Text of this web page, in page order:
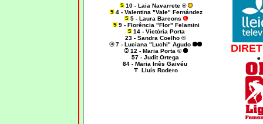
10 - Laia Navarrete ®
4 - Valentina "Vale" Fernández
5 - Laura Barcons
9 - Florência "Flor" Felamini
14 - Victòria Porta
23 - Sandra Coelho ®
7 - Luciana "Luchi" Agudo
12 - Maria Porta ©
57 - Judit Ortega
84 - Maria Inês Gaivéu
Lluís Rodero
e